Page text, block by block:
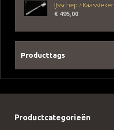
IJsschep / Kaassteker
€ 495,00
Producttags
Productcategorieën